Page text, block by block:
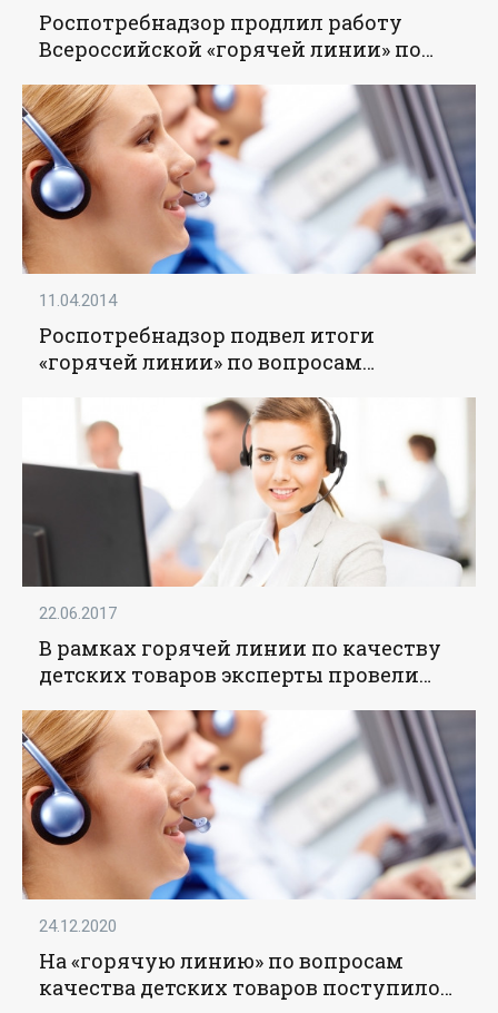
Роспотребнадзор продлил работу
Всероссийской «горячей линии» по
«Образование»
11.04.2014
Роспотребнадзор подвел итоги
«горячей линии» по вопросам
товаров - «Образование»
22.06.2017
В рамках горячей линии по качеству
детских товаров эксперты провели
«Образование»
24.12.2020
На «горячую линию» по вопросам
качества детских товаров поступило